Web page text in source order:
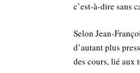
c’est‑à‑dire
Selon
d’autant plus
des cours, lié aux